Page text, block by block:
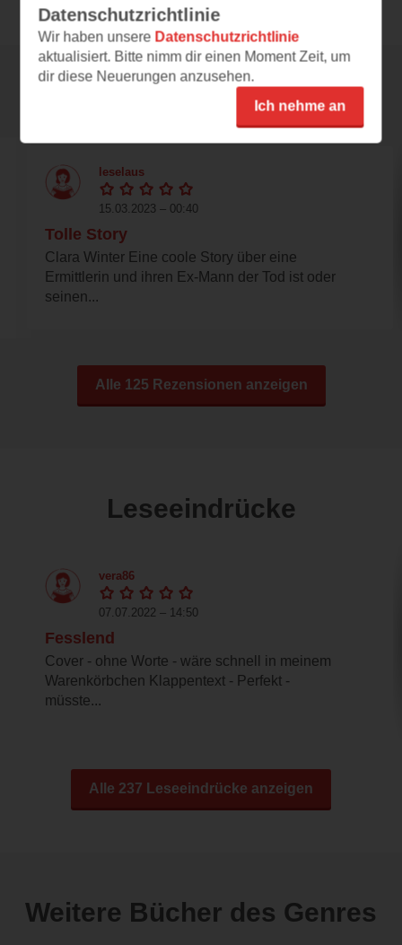
Rezensionen
leselaus
15.03.2023 – 00:40
Tolle Story
Clara Winter Eine coole Story über eine
Ermittlerin und ihren Ex-Mann der Tod ist oder
seinen...
Alle 125 Rezensionen anzeigen
Leseeindrücke
vera86
07.07.2022 – 14:50
Fesslend
Cover - ohne Worte - wäre schnell in meinem
Warenkörbchen Klappentext - Perfekt -
müsste...
Alle 237 Leseeindrücke anzeigen
Weitere Bücher des Genres
Datenschutzrichtlinie
Wir haben unsere Datenschutzrichtlinie
aktualisiert. Bitte nimm dir einen Moment Zeit, um
dir diese Neuerungen anzusehen.
Ich nehme an